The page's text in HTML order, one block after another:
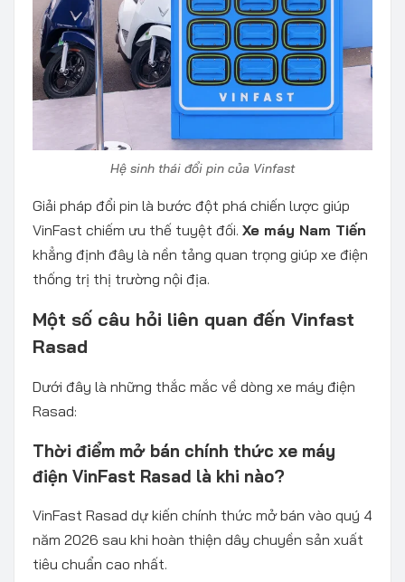
Hệ sinh thái đổi pin của Vinfast
Giải pháp đổi pin là bước đột phá chiến lược giúp
VinFast chiếm ưu thế tuyệt đối. Xe máy Nam Tiến
khẳng định đây là nền tảng quan trọng giúp xe điện
thống trị thị trường nội địa.
Một số câu hỏi liên quan đến Vinfast
Rasad
Dưới đây là những thắc mắc về dòng xe máy điện
Rasad:
Thời điểm mở bán chính thức xe máy
điện VinFast Rasad là khi nào?
VinFast Rasad dự kiến chính thức mở bán vào quý 4
năm 2026 sau khi hoàn thiện dây chuyền sản xuất
tiêu chuẩn cao nhất.